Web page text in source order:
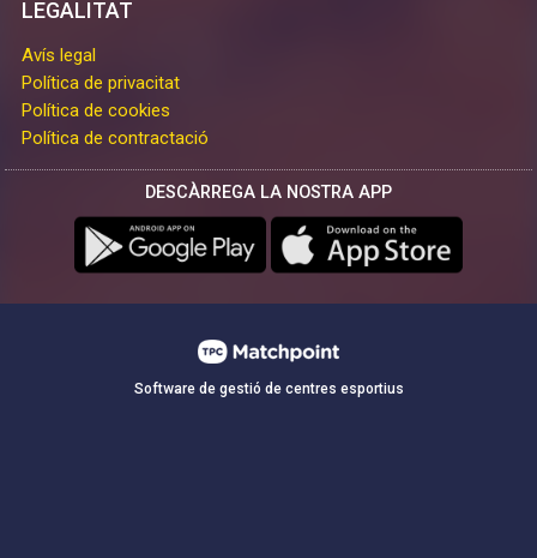
LEGALITAT
Avís legal
Política de privacitat
Política de cookies
Política de contractació
DESCÀRREGA LA NOSTRA APP
Software de gestió de centres esportius